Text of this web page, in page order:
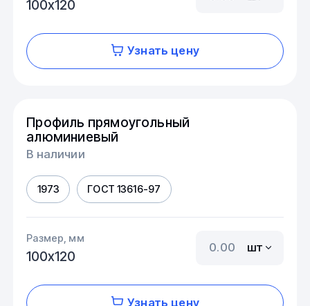
100х120
Узнать цену
Профиль прямоугольный
алюминиевый
В наличии
1973 ГОСТ 13616-97
Размер, мм
100х120
шт
Узнать цену